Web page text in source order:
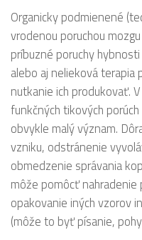
Organicky podmienené
vrodenou poruchou
príbuzné poruchy
alebo aj nelieková terapia
nutkanie ich produkovať.
funkčných tikových
obvykle malý význam.
vzniku, odstránenie
obmedzenie správania
môže pomôcť
opakovanie iných vzorov
(môže to byť písanie,